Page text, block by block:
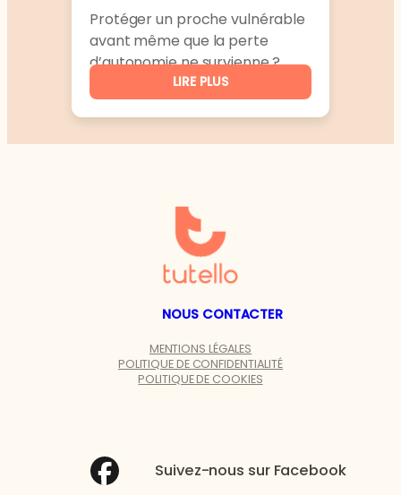
Protéger un proche vulnérable
avant même que la perte
d’autonomie ne survienne ?
LIRE PLUS
NOUS CONTACTER
MENTIONS LÉGALES
POLITIQUE DE CONFIDENTIALITÉ
POLITIQUE DE COOKIES
Suivez-nous sur Facebook